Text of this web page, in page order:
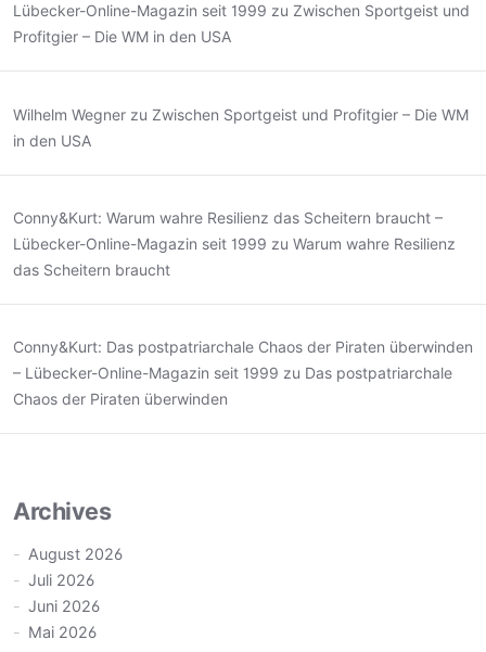
Lübecker-Online-Magazin seit 1999 zu Zwischen Sportgeist und
Profitgier – Die WM in den USA
Wilhelm Wegner zu Zwischen Sportgeist und Profitgier – Die WM
in den USA
Conny&Kurt: Warum wahre Resilienz das Scheitern braucht –
Lübecker-Online-Magazin seit 1999 zu Warum wahre Resilienz
das Scheitern braucht
Conny&Kurt: Das postpatriarchale Chaos der Piraten überwinden
– Lübecker-Online-Magazin seit 1999 zu Das postpatriarchale
Chaos der Piraten überwinden
Archives
August 2026
Juli 2026
Juni 2026
Mai 2026